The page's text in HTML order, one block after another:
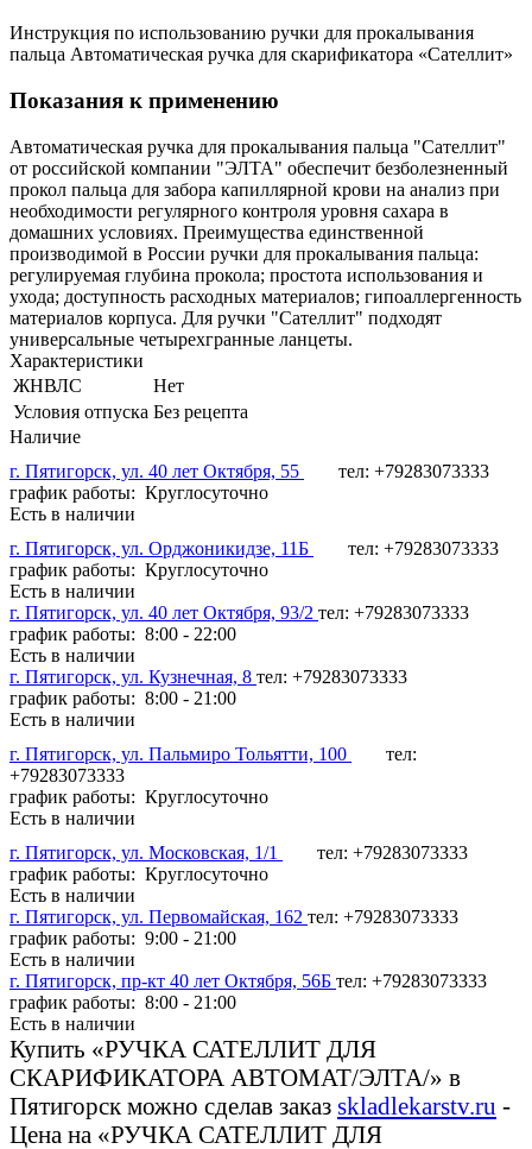
Инструкция по использованию ручки для прокалывания
пальца Автоматическая ручка для скарификатора «Сателлит»
Показания к применению
Автоматическая ручка для прокалывания пальца "Сателлит"
от российской компании "ЭЛТА" обеспечит безболезненный
прокол пальца для забора капиллярной крови на анализ при
необходимости регулярного контроля уровня сахара в
домашних условиях. Преимущества единственной
производимой в России ручки для прокалывания пальца:
регулируемая глубина прокола; простота использования и
ухода; доступность расходных материалов; гипоаллергенность
материалов корпуса. Для ручки "Сателлит" подходят
универсальные четырехгранные ланцеты.
Характеристики
ЖНВЛС
Нет
Условия отпуска Без рецепта
Наличие
г. Пятигорск, ул. 40 лет Октября, 55
тел: +79283073333
график работы: Круглосуточно
Есть в наличии
г. Пятигорск, ул. Орджоникидзе, 11Б
тел: +79283073333
график работы: Круглосуточно
Есть в наличии
г. Пятигорск, ул. 40 лет Октября, 93/2 тел: +79283073333
график работы: 8:00 - 22:00
Есть в наличии
г. Пятигорск, ул. Кузнечная, 8 тел: +79283073333
график работы: 8:00 - 21:00
Есть в наличии
г. Пятигорск, ул. Пальмиро Тольятти, 100
тел:
+79283073333
график работы: Круглосуточно
Есть в наличии
г. Пятигорск, ул. Московская, 1/1
тел: +79283073333
график работы: Круглосуточно
Есть в наличии
г. Пятигорск, ул. Первомайская, 162 тел: +79283073333
график работы: 9:00 - 21:00
Есть в наличии
г. Пятигорск, пр-кт 40 лет Октября, 56Б тел: +79283073333
график работы: 8:00 - 21:00
Есть в наличии
Купить «РУЧКА САТЕЛЛИТ ДЛЯ
СКАРИФИКАТОРА АВТОМАТ/ЭЛТА/» в
Пятигорск можно сделав заказ skladlekarstv.ru -
Цена на «РУЧКА САТЕЛЛИТ ДЛЯ